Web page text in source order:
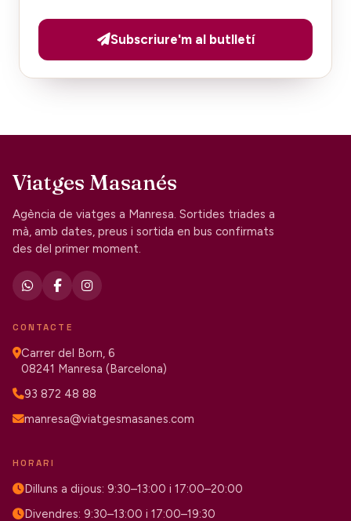
Subscriure'm al butlletí
Viatges Masanés
Agència de viatges a Manresa. Sortides triades a
mà, amb dates, preus i sortida en bus confirmats
des del primer moment.
CONTACTE
Carrer del Born, 6
08241 Manresa (Barcelona)
93 872 48 88
manresa@viatgesmasanes.com
HORARI
Dilluns a dijous: 9:30–13:00 i 17:00–20:00
Divendres: 9:30–13:00 i 17:00–19:30